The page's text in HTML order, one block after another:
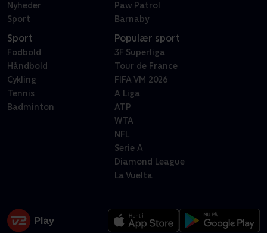
Nyheder
Sport
Paw Patrol
Barnaby
Sport
Fodbold
Håndbold
Cykling
Tennis
Badminton
Populær sport
3F Superliga
Tour de France
FIFA VM 2026
A Liga
ATP
WTA
NFL
Serie A
Diamond League
La Vuelta